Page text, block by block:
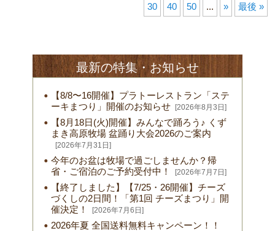
30 40 50 ... » 最後 »
最新の特集・お知らせ
【8/8〜16開催】プラトーレストラン「ステ
ーキまつり」開催のお知らせ [2026年8月3日]
【8月18日(火)開催】みんなで踊ろう♪ くず
まき高原牧場 盆踊り大会2026のご案内
[2026年7月31日]
今年のお盆は牧場で過ごしませんか？帰
省・ご宿泊のご予約受付中！
[2026年7月7日]
【終了しました】【7/25・26開催】チーズ
づくしの2日間！「第1回 チーズまつり」開
催決定！
[2026年7月6日]
2026年夏 全国送料無料キャンペーン！！